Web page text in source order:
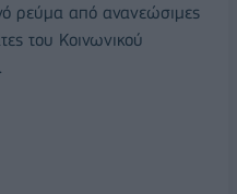
ρεύμα από ανανεώσιμες
του Κοινωνικού